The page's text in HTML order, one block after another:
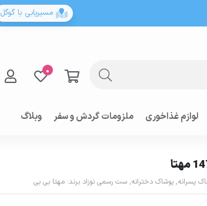
مسیریابی با گوگل
0
لوازم غذاخوری ملزومات گردش و سفر وبلاگ
پسرانه, پوشاک دخترانه, ست رسمی نوزاد برند: مهتا بی بی